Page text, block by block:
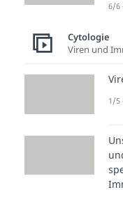
6/6
Cytologie
Viren und
1/5